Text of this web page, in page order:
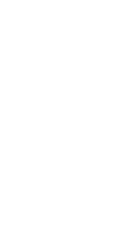
התקשוב
התקשוב
התקשוב